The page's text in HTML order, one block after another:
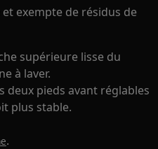
exempte de résidus de
supérieure lisse du
à laver.
deux pieds avant réglables
plus stable.
.